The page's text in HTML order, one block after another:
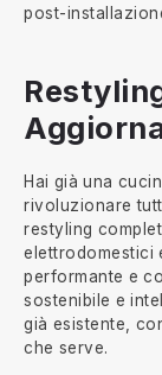
post-
Hai già una
rivoluzionare
restyling
elettrodomestici
performante e
sostenibile e
già esistente,
che serve.